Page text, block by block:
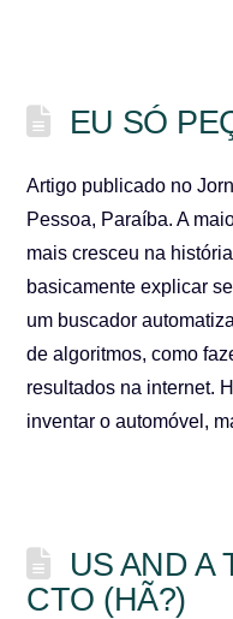
EU SÓ
Artigo publicado no
Pessoa, Paraíba. A
mais cresceu na
basicamente explicar
um buscador
de algoritmos, como
resultados na internet.
inventar o automóvel,
US AND A
CTO (HÃ?)